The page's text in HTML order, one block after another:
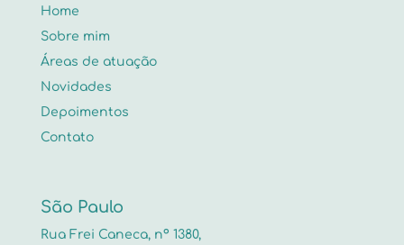
Home
Sobre mim
Áreas de atuação
Novidades
Depoimentos
Contato
São Paulo
Rua Frei Caneca, nº 1380,